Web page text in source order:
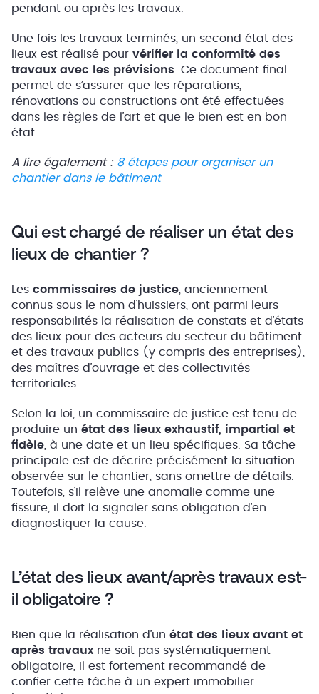
pendant ou après les travaux.
Une fois les travaux terminés, un second état des
lieux est réalisé pour vérifier la conformité des
travaux avec les prévisions. Ce document final
permet de s’assurer que les réparations,
rénovations ou constructions ont été effectuées
dans les règles de l’art et que le bien est en bon
état.
A lire également : 8 étapes pour organiser un
chantier dans le bâtiment
Qui est chargé de réaliser un état des
lieux de chantier ?
Les commissaires de justice, anciennement
connus sous le nom d’huissiers, ont parmi leurs
responsabilités la réalisation de constats et d’états
des lieux pour des acteurs du secteur du bâtiment
et des travaux publics (y compris des entreprises),
des maîtres d’ouvrage et des collectivités
territoriales.
Selon la loi, un commissaire de justice est tenu de
produire un état des lieux exhaustif, impartial et
fidèle, à une date et un lieu spécifiques. Sa tâche
principale est de décrire précisément la situation
observée sur le chantier, sans omettre de détails.
Toutefois, s’il relève une anomalie comme une
fissure, il doit la signaler sans obligation d’en
diagnostiquer la cause.
L’état des lieux avant/après travaux est-
il obligatoire ?
Bien que la réalisation d’un état des lieux avant et
après travaux ne soit pas systématiquement
obligatoire, il est fortement recommandé de
confier cette tâche à un expert immobilier